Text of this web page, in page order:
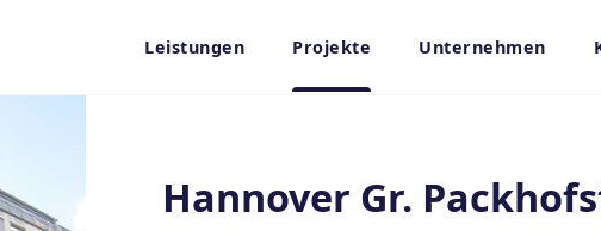
Leistungen Projekte Unternehmen
Hannover Gr.